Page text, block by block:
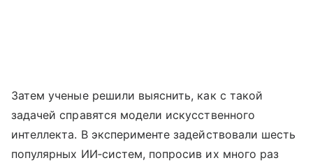
Затем ученые решили выяснить, как с такой
задачей справятся модели искусственного
интеллекта. В эксперименте задействовали шесть
популярных ИИ‑систем, попросив их много раз